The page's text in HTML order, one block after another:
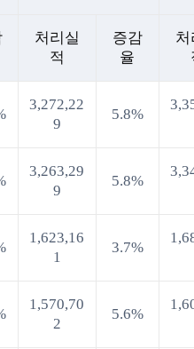
처리실
적
증감
율
처
3,272,22
9
5.8%
3,263,29
9
5.8%
1,623,16
1
3.7%
1,570,70
2
5.6%